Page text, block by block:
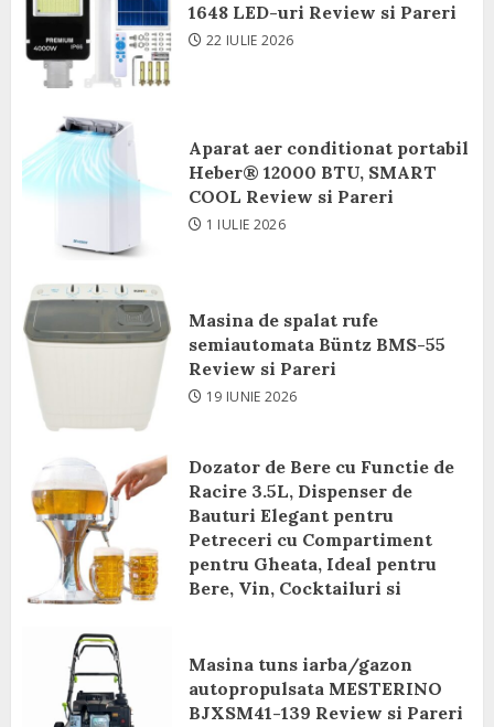
1648 LED-uri Review si Pareri
22 IULIE 2026
Aparat aer conditionat portabil
Heber® 12000 BTU, SMART
COOL Review si Pareri
1 IULIE 2026
Masina de spalat rufe
semiautomata Büntz BMS-55
Review si Pareri
19 IUNIE 2026
Dozator de Bere cu Functie de
Racire 3.5L, Dispenser de
Bauturi Elegant pentru
Petreceri cu Compartiment
pentru Gheata, Ideal pentru
Bere, Vin, Cocktailuri si
8 IUNIE 2026
Masina tuns iarba/gazon
autopropulsata MESTERINO
BJXSM41-139 Review si Pareri